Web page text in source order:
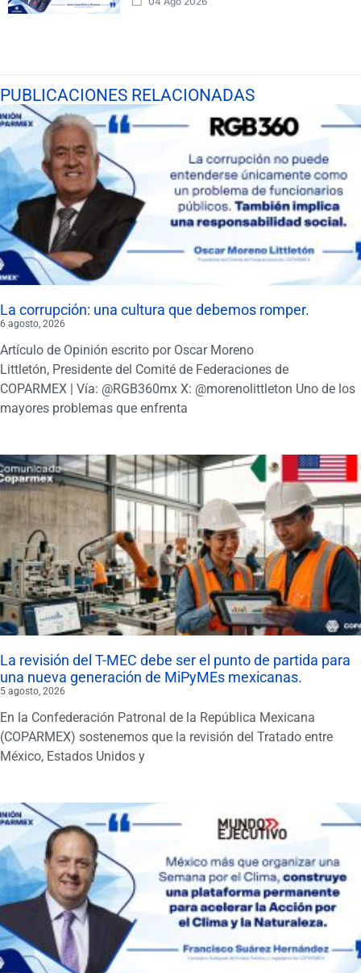
PUBLICACIONES RELACIONADAS
La corrupción: una cultura que debemos romper.
6 agosto, 2026
Artículo de Opinión escrito por Oscar Moreno
Littletón, Presidente del Comité de Federaciones de
COPARMEX | Vía: @RGB360mx X: @morenolittleton Uno de los
mayores problemas que enfrenta
La revisión del T-MEC debe ser el punto de partida para
una nueva generación de MiPyMEs mexicanas.
5 agosto, 2026
En la Confederación Patronal de la República Mexicana
(COPARMEX) sostenemos que la revisión del Tratado entre
México, Estados Unidos y